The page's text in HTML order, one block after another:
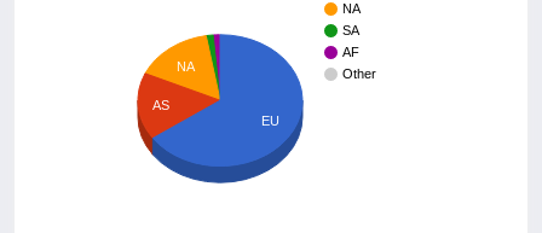
NA
SA
AF
Other
NA
AS
EU